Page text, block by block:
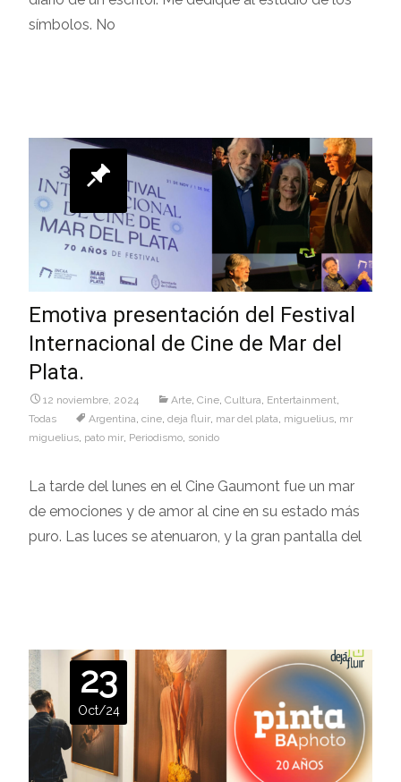
símbolos. No
Emotiva presentación del Festival
Internacional de Cine de Mar del
Plata.
12 noviembre, 2024 Arte, Cine, Cultura, Entertainment,
Todas
Argentina, cine, deja fluir, mar del plata, miguelius, mr
miguelius, pato mir, Periodismo, sonido
La tarde del lunes en el Cine Gaumont fue un mar
de emociones y de amor al cine en su estado más
puro. Las luces se atenuaron, y la gran pantalla del
23
Oct/24